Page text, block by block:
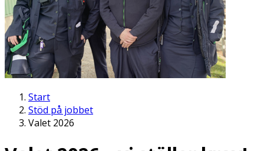
Start
Stöd på jobbet
Valet 2026